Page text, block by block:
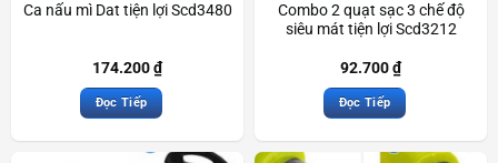
Ca nấu mì Dat tiện lợi Scd3480
174.200₫
Đọc Tiếp
Combo 2 quạt sạc 3 chế độ
siêu mát tiện lợi Scd3212
92.700₫
Đọc Tiếp